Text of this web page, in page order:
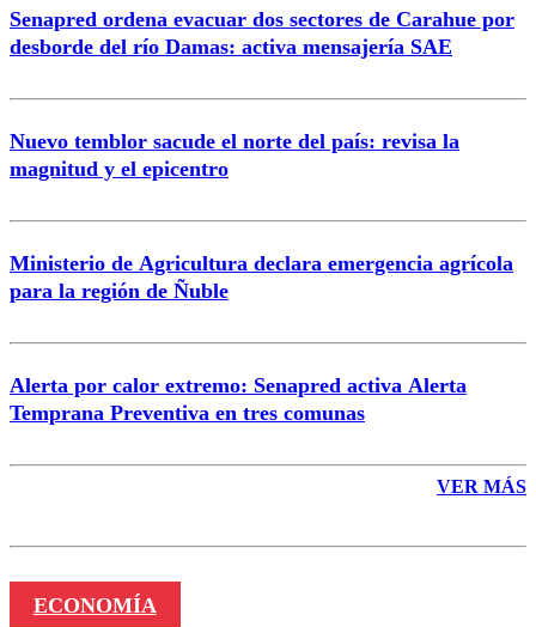
Correo
Senapred ordena evacuar dos sectores de Carahue por
desborde del río Damas: activa mensajería SAE
Nuevo temblor sacude el norte del país: revisa la
magnitud y el epicentro
Ministerio de Agricultura declara emergencia agrícola
para la región de Ñuble
Alerta por calor extremo: Senapred activa Alerta
Temprana Preventiva en tres comunas
VER MÁS
ECONOMÍA